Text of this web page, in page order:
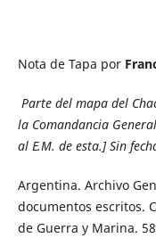
Nota de Tapa por
Parte del mapa del
la Comandancia
al E.M. de esta.] Sin
Argentina. Archivo
documentos escritos.
de Guerra y Marina.